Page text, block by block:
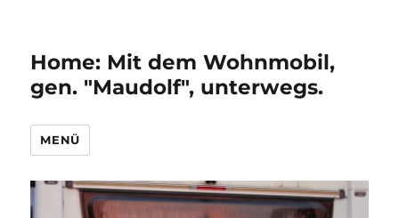
Home: Mit dem Wohnmobil,
gen. "Maudolf", unterwegs.
MENÜ